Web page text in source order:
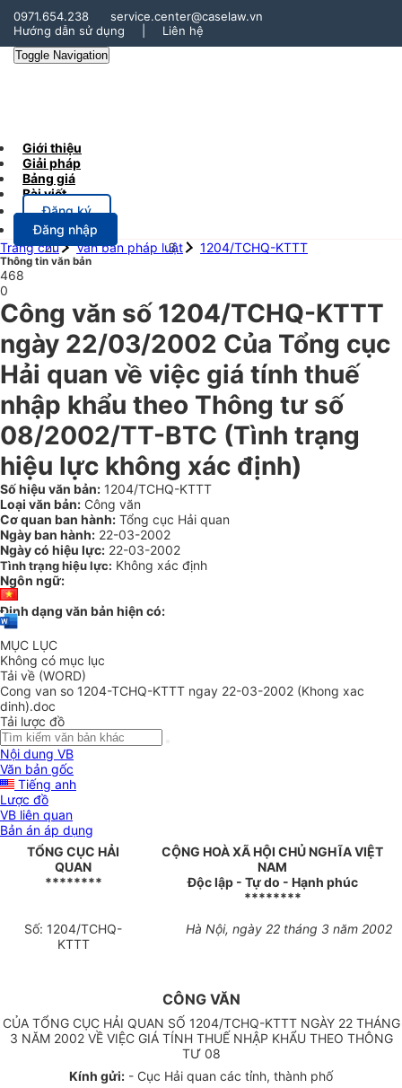
0971.654.238
service.center@caselaw.vn
Hướng dẫn sử dụng
Liên hệ
Toggle Navigation
Giới thiệu
Giải pháp
Bảng giá
Bài viết
Đăng ký
Đăng nhập
Trang chủ
Văn bản pháp luật 1204/TCHQ-KTTT
Thông tin văn bản
468
0
Công văn số 1204/TCHQ-KTTT
ngày 22/03/2002 Của Tổng cục
Hải quan về việc giá tính thuế
nhập khẩu theo Thông tư số
08/2002/TT-BTC (Tình trạng
hiệu lực không xác định)
Số hiệu văn bản: 1204/TCHQ-KTTT
Loại văn bản: Công văn
Cơ quan ban hành: Tổng cục Hải quan
Ngày ban hành: 22-03-2002
Ngày có hiệu lực: 22-03-2002
Tình trạng hiệu lực: Không xác định
Ngôn ngữ:
Định dạng văn bản hiện có:
MỤC LỤC
Không có mục lục
Tải về (WORD)
Cong van so 1204-TCHQ-KTTT ngay 22-03-2002 (Khong xac
dinh).doc
Tải lược đồ
Nội dung VB
Văn bản gốc
Tiếng anh
Lược đồ
VB liên quan
Bản án áp dụng
TỔNG CỤC HẢI
QUAN
********
CỘNG HOÀ XÃ HỘI CHỦ NGHĨA VIỆT
NAM
Độc lập - Tự do - Hạnh phúc
********
Số: 1204/TCHQ-
KTTT
Hà Nội, ngày 22 tháng 3 năm 2002
CÔNG VĂN
CỦA TỔNG CỤC HẢI QUAN SỐ 1204/TCHQ-KTTT NGÀY 22 THÁNG
3 NĂM 2002 VỀ VIỆC GIÁ TÍNH THUẾ NHẬP KHẨU THEO THÔNG
TƯ 08
Kính gửi: - Cục Hải quan các tỉnh, thành phố